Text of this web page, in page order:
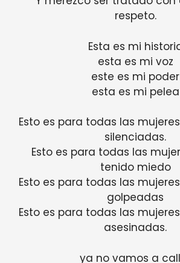
respeto.
Esta es mi
esta es mi voz
este es mi poder
esta es mi pelea
Esto es para todas las
silenciadas.
Esto es para todas las
tenido miedo
Esto es para todas las
golpeadas
Esto es para todas las
asesinadas.
ya no vamos a